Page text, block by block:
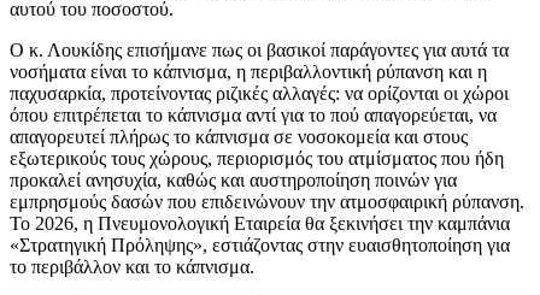
αυτού του ποσοστού.
Ο κ. Λουκίδης επισήμανε πως οι βασικοί παράγοντες για αυτά τα
νοσήματα είναι το κάπνισμα, η περιβαλλοντική ρύπανση και η
παχυσαρκία, προτείνοντας ριζικές αλλαγές: να ορίζονται οι χώροι
όπου επιτρέπεται το κάπνισμα αντί για το πού απαγορεύεται, να
απαγορευτεί πλήρως το κάπνισμα σε νοσοκομεία και στους
εξωτερικούς τους χώρους, περιορισμός του ατμίσματος που ήδη
προκαλεί ανησυχία, καθώς και αυστηροποίηση ποινών για
εμπρησμούς δασών που επιδεινώνουν την ατμοσφαιρική ρύπανση.
Το 2026, η Πνευμονολογική Εταιρεία θα ξεκινήσει την καμπάνια
«Στρατηγική Πρόληψης», εστιάζοντας στην ευαισθητοποίηση για
το περιβάλλον και το κάπνισμα.